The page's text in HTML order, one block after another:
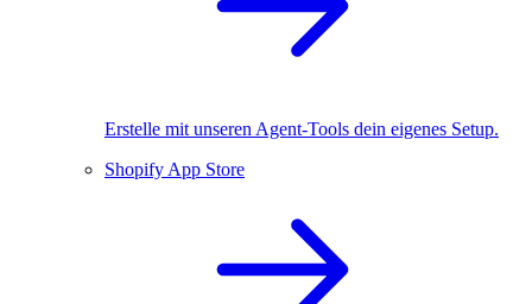
Erstelle mit unseren Agent-Tools dein eigenes Setup.
Shopify App Store